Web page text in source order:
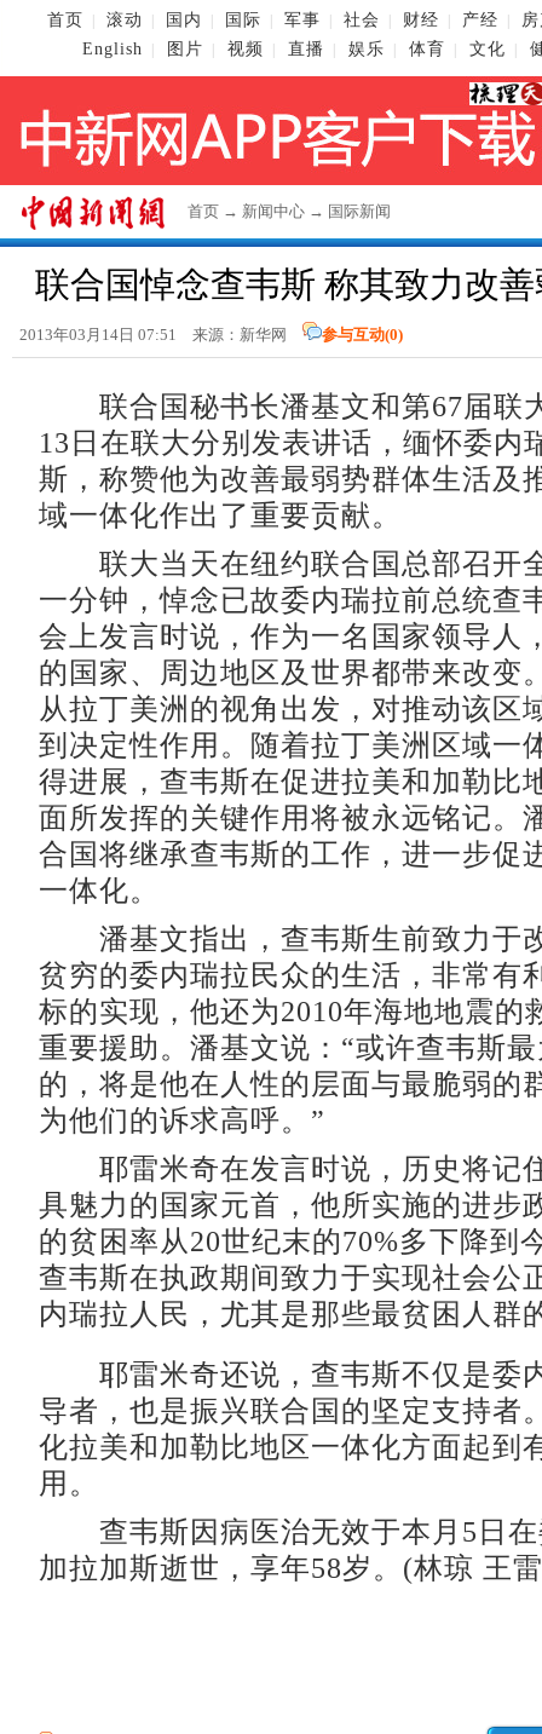
首页 滚动 国内 国际 军事 社会 财经 产经
English
图片 视频 直播 娱乐 体育 文化
首页 → 新闻中心 → 国际新闻
联合国悼念查韦斯 称其致力改
2013年03月14日 07:51 来源：新华网 参与互动(0)
联合国秘书长潘基文和第67届联
13日在联大分别发表讲话，缅怀委内
斯，称赞他为改善最弱势群体生活及
域一体化作出了重要贡献。
联大当天在纽约联合国总部召开
一分钟，悼念已故委内瑞拉前总统查
会上发言时说，作为一名国家领导人
的国家、周边地区及世界都带来改变
从拉丁美洲的视角出发，对推动该区
到决定性作用。随着拉丁美洲区域一
得进展，查韦斯在促进拉美和加勒比
面所发挥的关键作用将被永远铭记。
合国将继承查韦斯的工作，进一步促
一体化。
潘基文指出，查韦斯生前致力于
贫穷的委内瑞拉民众的生活，非常有
标的实现，他还为2010年海地地震的
重要援助。潘基文说：“或许查韦斯
的，将是他在人性的层面与最脆弱的
为他们的诉求高呼。”
耶雷米奇在发言时说，历史将记
具魅力的国家元首，他所实施的进步
的贫困率从20世纪末的70%多下降到
查韦斯在执政期间致力于实现社会公
内瑞拉人民，尤其是那些最贫困人群
耶雷米奇还说，查韦斯不仅是委
导者，也是振兴联合国的坚定支持者
化拉美和加勒比地区一体化方面起到
用。
查韦斯因病医治无效于本月5日在
加拉加斯逝世，享年58岁。(林琼 王